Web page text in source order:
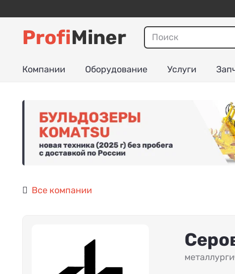
ProfiMiner
Компании Оборудование Услуги
Все компании